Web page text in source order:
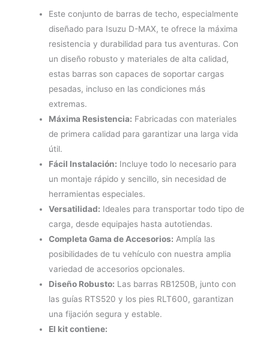
Este conjunto de barras de techo, especialmente
diseñado para Isuzu D-MAX, te ofrece la máxima
resistencia y durabilidad para tus aventuras. Con
un diseño robusto y materiales de alta calidad,
estas barras son capaces de soportar cargas
pesadas, incluso en las condiciones más
extremas.
Máxima Resistencia: Fabricadas con materiales
de primera calidad para garantizar una larga vida
útil.
Fácil Instalación: Incluye todo lo necesario para
un montaje rápido y sencillo, sin necesidad de
herramientas especiales.
Versatilidad: Ideales para transportar todo tipo de
carga, desde equipajes hasta autotiendas.
Completa Gama de Accesorios: Amplía las
posibilidades de tu vehículo con nuestra amplia
variedad de accesorios opcionales.
Diseño Robusto: Las barras RB1250B, junto con
las guías RTS520 y los pies RLT600, garantizan
una fijación segura y estable.
El kit contiene: